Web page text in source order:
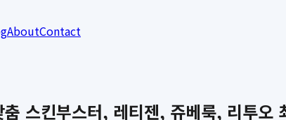
AboutContact
스킨부스터, 레티젠, 쥬베룩, 리투오